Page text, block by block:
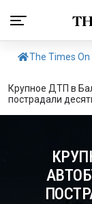
The Times On
Крупное ДТП в
пострадали